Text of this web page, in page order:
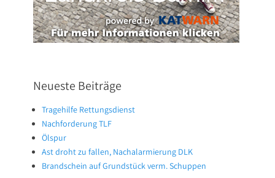
Neueste Beiträge
Tragehilfe Rettungsdienst
Nachforderung TLF
Ölspur
Ast droht zu fallen, Nachalarmierung DLK
Brandschein auf Grundstück verm. Schuppen